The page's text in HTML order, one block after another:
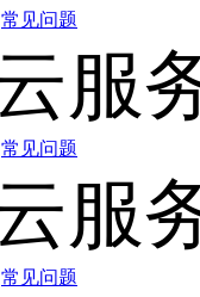
常见问题
服
常见问题
服
常见问题